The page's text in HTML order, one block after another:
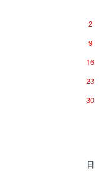
2
9
16
23
30
日